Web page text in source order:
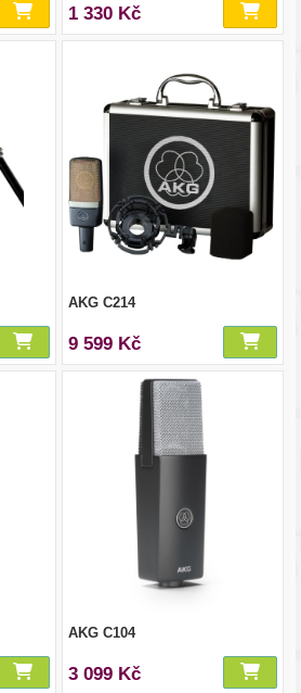
1 330 Kč
AKG C214
9 599 Kč
AKG C104
3 099 Kč